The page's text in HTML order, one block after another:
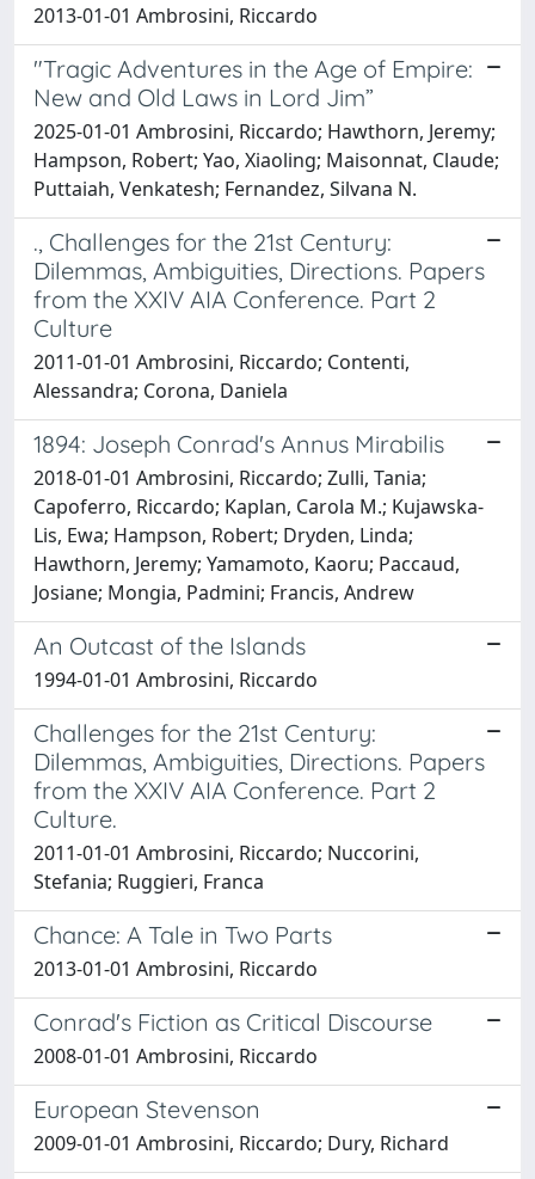
2013-01-01 Ambrosini, Riccardo
"Tragic Adventures in the Age of Empire:
New and Old Laws in Lord Jim”
2025-01-01 Ambrosini, Riccardo; Hawthorn, Jeremy;
Hampson, Robert; Yao, Xiaoling; Maisonnat, Claude;
Puttaiah, Venkatesh; Fernandez, Silvana N.
., Challenges for the 21st Century:
Dilemmas, Ambiguities, Directions. Papers
from the XXIV AIA Conference. Part 2
Culture
2011-01-01 Ambrosini, Riccardo; Contenti,
Alessandra; Corona, Daniela
1894: Joseph Conrad's Annus Mirabilis
2018-01-01 Ambrosini, Riccardo; Zulli, Tania;
Capoferro, Riccardo; Kaplan, Carola M.; Kujawska-
Lis, Ewa; Hampson, Robert; Dryden, Linda;
Hawthorn, Jeremy; Yamamoto, Kaoru; Paccaud,
Josiane; Mongia, Padmini; Francis, Andrew
An Outcast of the Islands
1994-01-01 Ambrosini, Riccardo
Challenges for the 21st Century:
Dilemmas, Ambiguities, Directions. Papers
from the XXIV AIA Conference. Part 2
Culture.
2011-01-01 Ambrosini, Riccardo; Nuccorini,
Stefania; Ruggieri, Franca
Chance: A Tale in Two Parts
2013-01-01 Ambrosini, Riccardo
Conrad's Fiction as Critical Discourse
2008-01-01 Ambrosini, Riccardo
European Stevenson
2009-01-01 Ambrosini, Riccardo; Dury, Richard